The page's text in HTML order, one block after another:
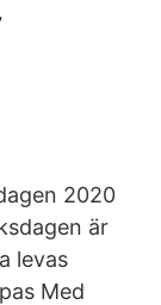
2020
är
levas
Med